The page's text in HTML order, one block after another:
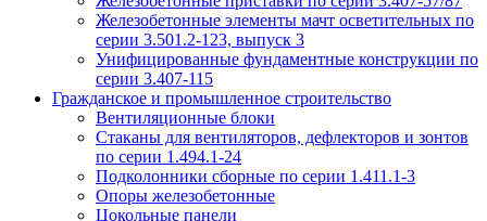
Железобетонные элементы мачт осветительных по
серии 3.501.2-123, выпуск 3
Унифицированные фундаментные конструкции по
серии 3.407-115
Гражданское и промышленное строительство
Вентиляционные блоки
Стаканы для вентиляторов, дефлекторов и зонтов
по серии 1.494.1-24
Подколонники сборные по серии 1.411.1-3
Опоры железобетонные
Цокольные панели